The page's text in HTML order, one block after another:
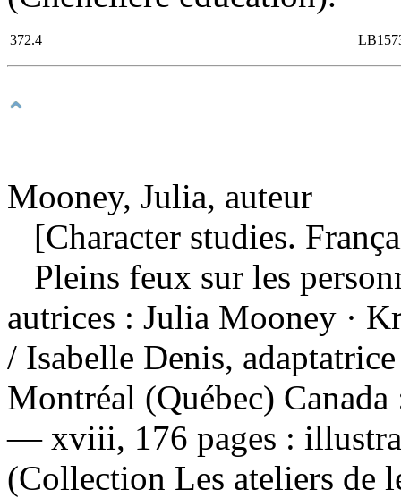
372.4
Mooney, Julia, auteur
[Character studies.
Pleins feux sur les
autrices : Julia Mooney ·
/ Isabelle Denis,
Montréal (Québec)
— xviii, 176 pages :
(Collection Les ateliers de